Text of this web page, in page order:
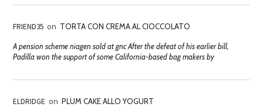
FRIEND35 on TORTA CON CREMA AL CIOCCOLATO
A pension scheme niagen sold at gnc After the defeat of his earlier bill,
Padilla won the support of some California-based bag makers by
ELDRIDGE on PLUM CAKE ALLO YOGURT